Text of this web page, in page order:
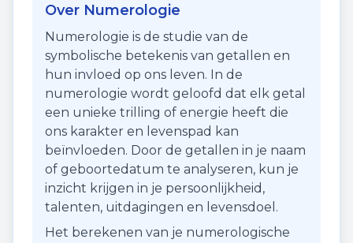
Over Numerologie
Numerologie is de studie van de
symbolische betekenis van getallen en
hun invloed op ons leven. In de
numerologie wordt geloofd dat elk getal
een unieke trilling of energie heeft die
ons karakter en levenspad kan
beïnvloeden. Door de getallen in je naam
of geboortedatum te analyseren, kun je
inzicht krijgen in je persoonlijkheid,
talenten, uitdagingen en levensdoel.
Het berekenen van je numerologische